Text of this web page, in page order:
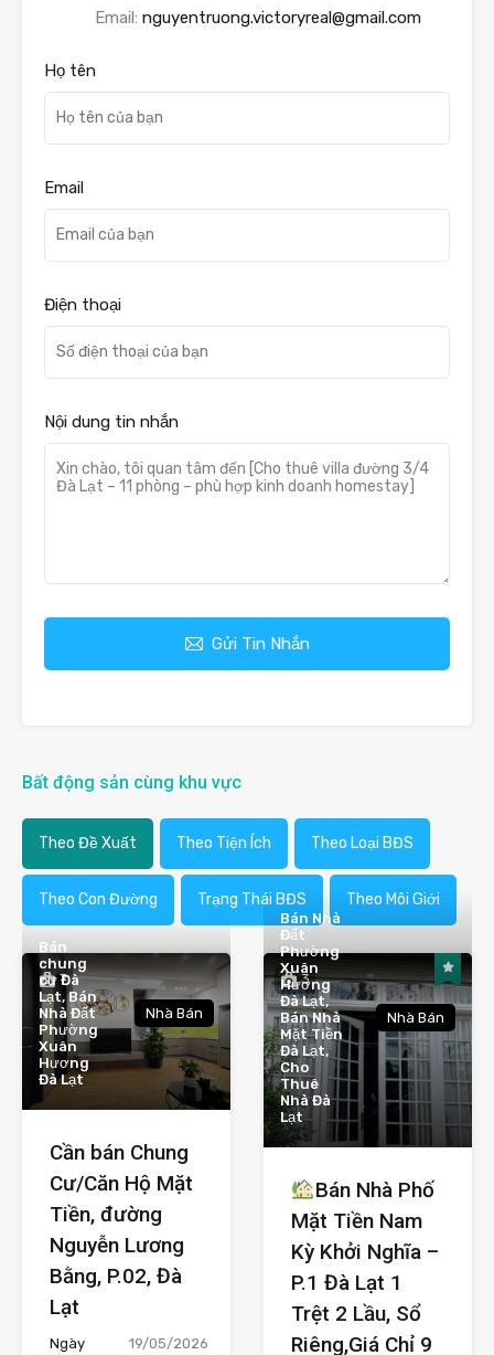
Email: nguyentruong.victoryreal@gmail.com
Họ tên
Email
Điện thoại
Nội dung tin nhắn
Gửi Tin Nhắn
Bất động sản cùng khu vực
Theo Đề Xuất Theo Tiện Ích Theo Loại BĐS
Theo Con Đường Trạng Thái BĐS Theo Môi Giới
7
Bán
chung
cư Đà
Lạt, Bán
Nhà Đất
Phường
Xuân
Hương
Đà Lạt
Nhà Bán
Cần bán Chung
Cư/Căn Hộ Mặt
Tiền, đường
Nguyễn Lương
Bằng, P.02, Đà
Lạt
Ngày 19/05/2026
3
Bán Nhà
Đất
Phường
Xuân
Hương
Đà Lạt,
Bán Nhà
Mặt Tiền
Đà Lạt,
Cho
Thuê
Nhà Đà
Lạt
Nhà Bán
Bán Nhà Phố
Mặt Tiền Nam
Kỳ Khởi Nghĩa –
P.1 Đà Lạt 1
Trệt 2 Lầu, Sổ
Riêng,Giá Chỉ 9